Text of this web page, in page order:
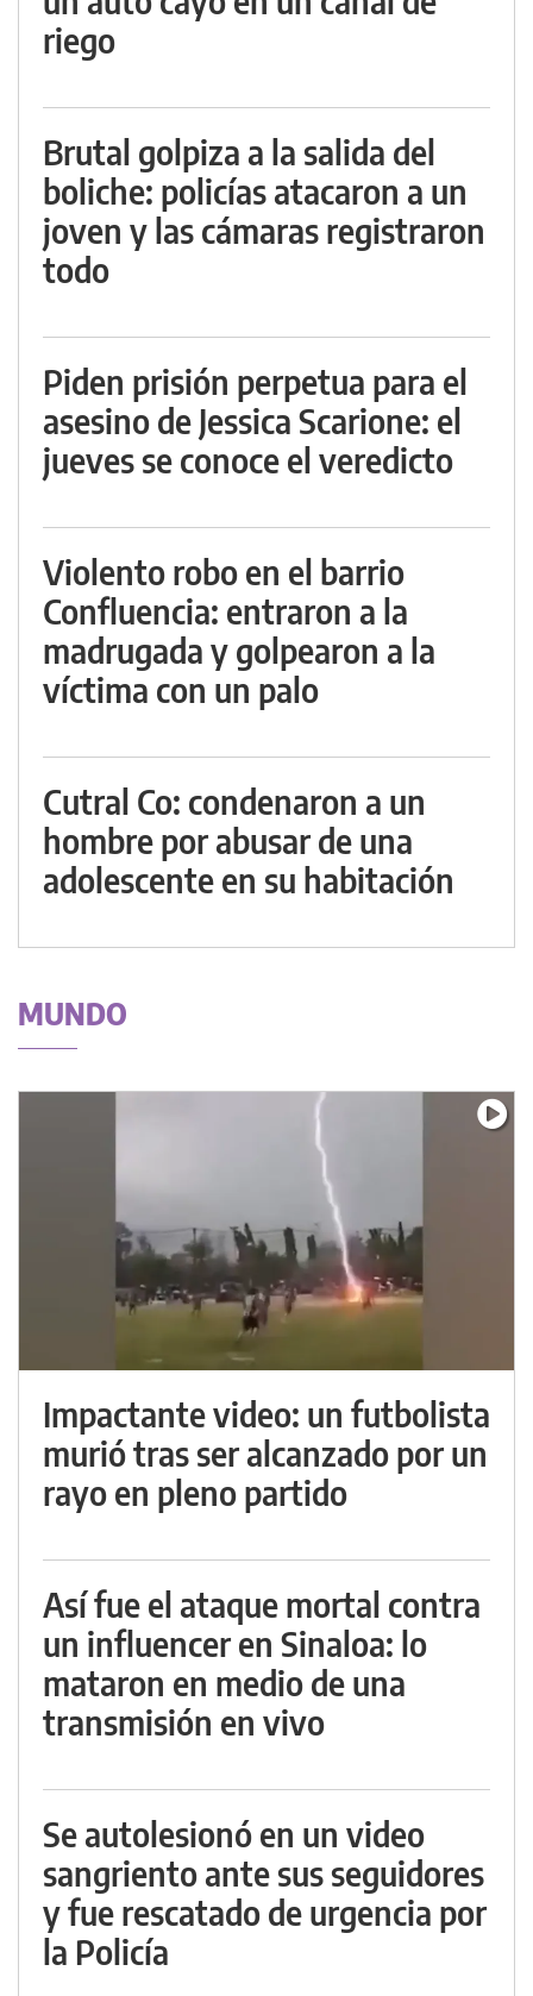
riego
Brutal golpiza a la salida del
boliche: policías atacaron a un
joven y las cámaras registraron
todo
Piden prisión perpetua para el
asesino de Jessica Scarione: el
jueves se conoce el veredicto
Violento robo en el barrio
Confluencia: entraron a la
madrugada y golpearon a la
víctima con un palo
Cutral Co: condenaron a un
hombre por abusar de una
adolescente en su habitación
MUNDO
Impactante video: un futbolista
murió tras ser alcanzado por un
rayo en pleno partido
Así fue el ataque mortal contra
un influencer en Sinaloa: lo
mataron en medio de una
transmisión en vivo
Se autolesionó en un video
sangriento ante sus seguidores
y fue rescatado de urgencia por
la Policía